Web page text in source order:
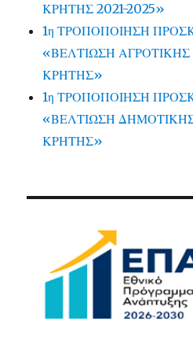
ΚΡΗΤΗΣ 2021-2025»
1η ΤΡΟΠΟΠΟΙΗΣΗ
«ΒΕΛΤΙΩΣΗ
ΚΡΗΤΗΣ»
1η ΤΡΟΠΟΠΟΙΗΣΗ
«ΒΕΛΤΙΩΣΗ
ΚΡΗΤΗΣ»